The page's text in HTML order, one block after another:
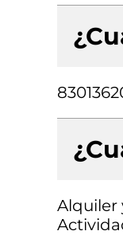
Alquiler